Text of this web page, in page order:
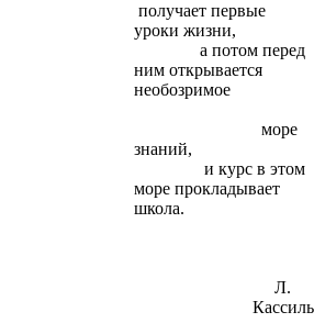
получает первые
уроки жизни,
а потом перед
ним открывается
необозримое
море
знаний,
и курс в этом
море прокладывает
школа.
Л.
Кассиль